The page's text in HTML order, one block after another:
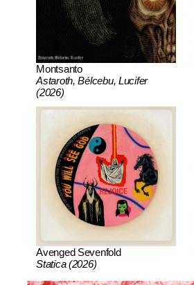
Montsanto
Astaroth, Bélcebu, Lucifer
(2026)
Avenged Sevenfold
Statica (2026)